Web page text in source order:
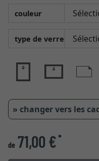
couleur
type de verre
» changer vers les
de 71,00 €*